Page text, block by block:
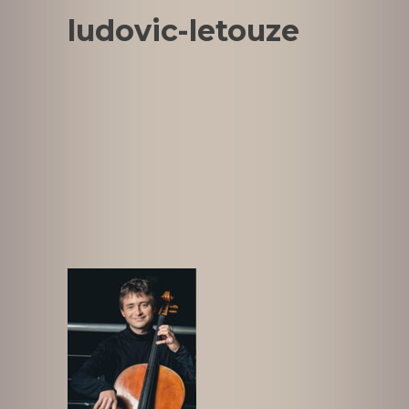
ludovic-letouze